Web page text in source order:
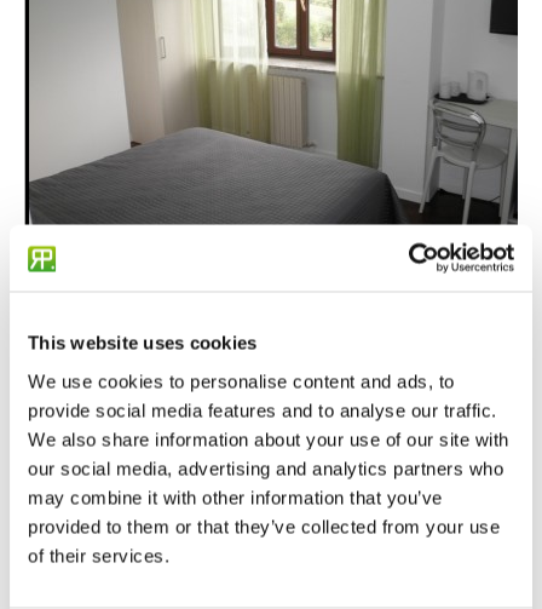
This website uses cookies
We use cookies to personalise content and ads, to
provide social media features and to analyse our traffic.
We also share information about your use of our site with
our social media, advertising and analytics partners who
may combine it with other information that you’ve
provided to them or that they’ve collected from your use
of their services.
Chiama per il prezzo
Cod.: AZ2524M
Contratto: Affitto
Uso: Abitativo